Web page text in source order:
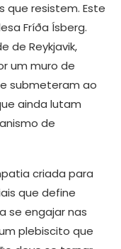
que resistem. Este
Fríða Ísberg.
de Reykjavik,
um muro de
submeteram ao
ainda lutam
de
criada para
que define
se engajar nas
plebiscito que